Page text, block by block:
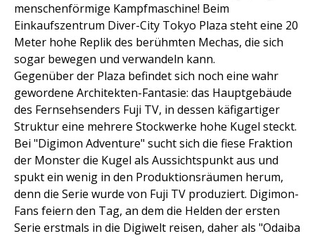
menschenförmige Kampfmaschine! Beim
Einkaufszentrum Diver-City Tokyo Plaza steht eine 20
Meter hohe Replik des berühmten Mechas, die sich
sogar bewegen und verwandeln kann.
Gegenüber der Plaza befindet sich noch eine wahr
gewordene Architekten-Fantasie: das Hauptgebäude
des Fernsehsenders Fuji TV, in dessen käfigartiger
Struktur eine mehrere Stockwerke hohe Kugel steckt.
Bei "Digimon Adventure" sucht sich die fiese Fraktion
der Monster die Kugel als Aussichtspunkt aus und
spukt ein wenig in den Produktionsräumen herum,
denn die Serie wurde von Fuji TV produziert. Digimon-
Fans feiern den Tag, an dem die Helden der ersten
Serie erstmals in die Digiwelt reisen, daher als "Odaiba